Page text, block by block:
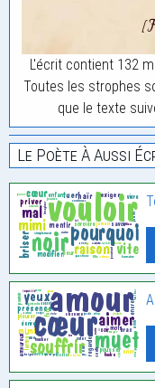
L'écrit contient 132
Toutes les strophes
que le texte
Le Poète À Aussi